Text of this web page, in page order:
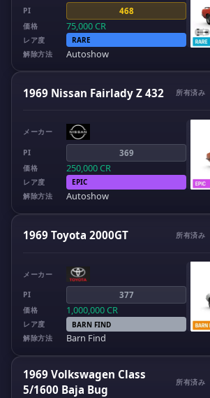
PI 468
価格 75,000CR
レア度
RARE
解除方法
Autoshow
1969 Nissan Fairlady Z 432 所有済み
メーカー
PI 369
価格 250,000CR
レア度
EPIC
解除方法
Autoshow
1969 Toyota 2000GT 所有済み
メーカー
PI 377
価格 1,000,000CR
レア度
BARN FIND
解除方法
Barn Find
1969 Volkswagen Class
5/1600 Baja Bug
所有済み